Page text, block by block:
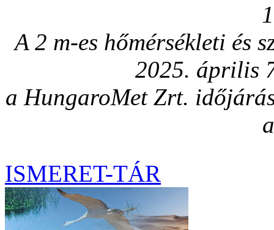
A 2 m-es hőmérsékleti és
2025. április
a HungaroMet Zrt.
ISMERET-TÁR